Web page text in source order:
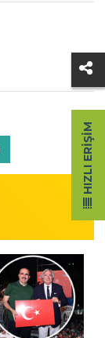
HIZLI ERIŞIM